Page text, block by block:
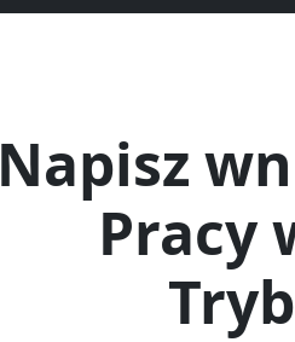
Napisz
Pracy